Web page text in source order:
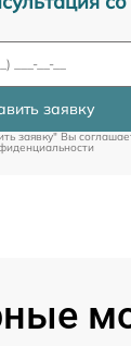
заявку
заявку" Вы